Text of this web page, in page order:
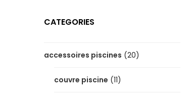
CATEGORIES
accessoires piscines (20)
couvre piscine (11)